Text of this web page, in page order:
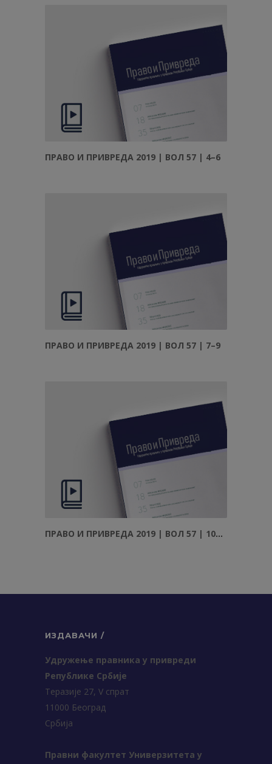
ПРАВО И ПРИВРЕДА 2019 | ВОЛ 57 | 4–6
ПРАВО И ПРИВРЕДА 2019 | ВОЛ 57 | 7–9
ПРАВО И ПРИВРЕДА 2019 | ВОЛ 57 | 10–12
ИЗДАВАЧИ /
Удружење правника у привреди
Републике Србије
Теразије 27, V спрат
11000 Београд
Србија
Правни факултет Универзитета у